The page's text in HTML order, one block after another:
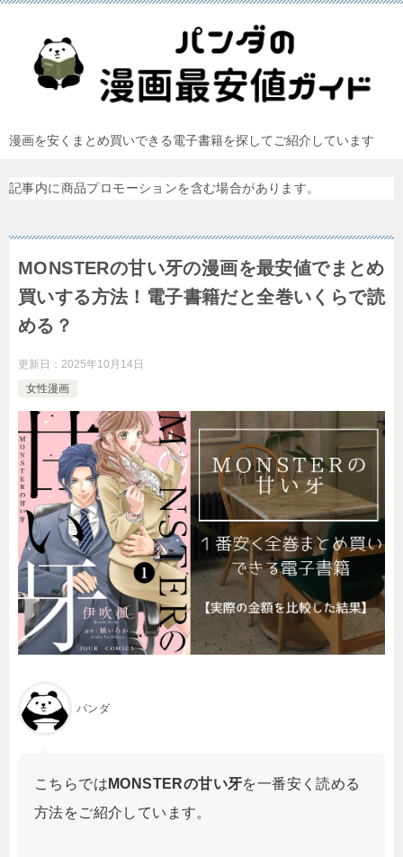
漫画を安くまとめ買いできる電子書籍を探してご紹介しています
記事内に商品プロモーションを含む場合があります。
MONSTERの甘い牙の漫画を最安値でまとめ
買いする方法！電子書籍だと全巻いくらで読
める？
更新日： 2025年10月14日
女性漫画
パンダ
こちらでは MONSTERの甘い牙を一番安く読める
方法をご紹介しています。